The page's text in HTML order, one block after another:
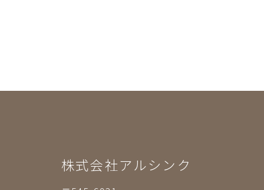
株式会社アルシンク